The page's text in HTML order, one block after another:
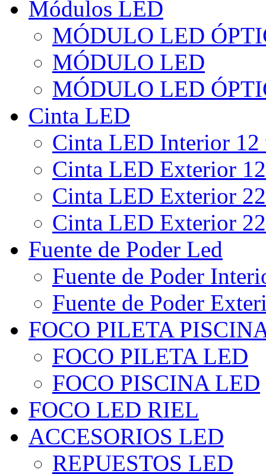
Módulos LED
MÓDULO LED
MÓDULO LED
MÓDULO LED
Cinta LED
Cinta LED Interior
Cinta LED Exterior
Cinta LED Exterior
Cinta LED Exterior
Fuente de Poder Led
Fuente de Poder
Fuente de Poder
FOCO PILETA
FOCO PILETA LED
FOCO PISCINA LED
FOCO LED RIEL
ACCESORIOS LED
REPUESTOS LED